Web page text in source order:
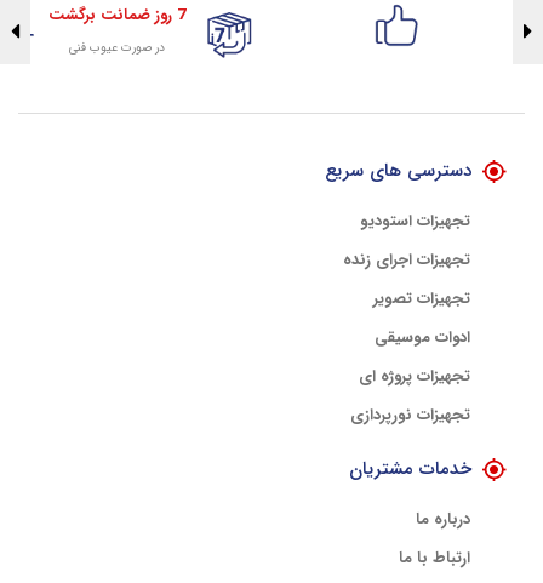
7 روز ضمانت برگشت
در صورت عیوب فنی
دسترسی های سریع
تجهیزات استودیو
تجهیزات اجرای زنده
تجهیزات تصویر
ادوات موسیقی
تجهیزات پروژه ای
تجهیزات نورپردازی
خدمات مشتریان
درباره ما
ارتباط با ما